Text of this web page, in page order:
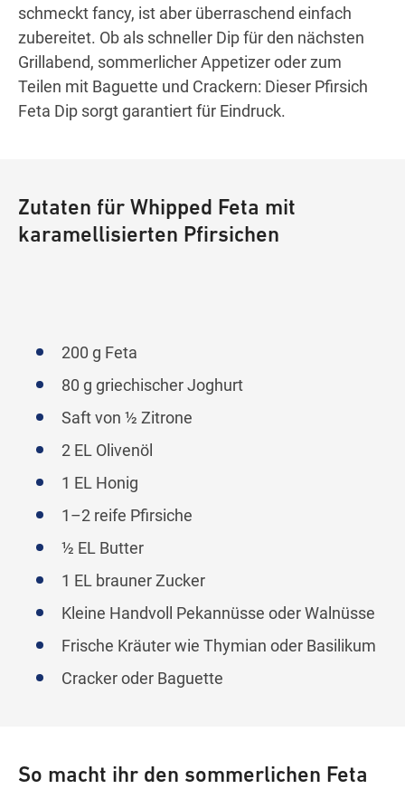
schmeckt fancy, ist aber überraschend einfach
zubereitet. Ob als schneller Dip für den nächsten
Grillabend, sommerlicher Appetizer oder zum
Teilen mit Baguette und Crackern: Dieser Pfirsich
Feta Dip sorgt garantiert für Eindruck.
Zutaten für Whipped Feta mit
karamellisierten Pfirsichen
200 g Feta
80 g griechischer Joghurt
Saft von ½ Zitrone
2 EL Olivenöl
1 EL Honig
1–2 reife Pfirsiche
½ EL Butter
1 EL brauner Zucker
Kleine Handvoll Pekannüsse oder Walnüsse
Frische Kräuter wie Thymian oder Basilikum
Cracker oder Baguette
So macht ihr den sommerlichen Feta